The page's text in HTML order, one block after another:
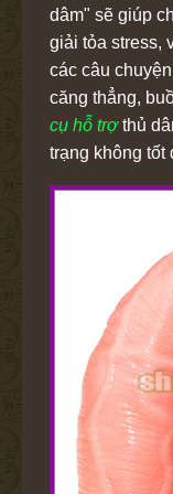
dâm" sẽ giúp
giải tỏa stress,
các câu
căng thẳng,
cụ hỗ trợthủ
trạng không tốt